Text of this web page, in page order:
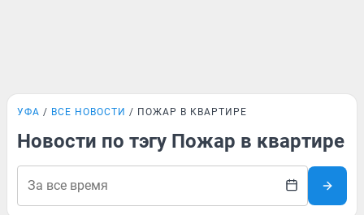
УФА ВСЕ НОВОСТИ ПОЖАР В КВАРТИРЕ
Новости по тэгу Пожар в квартире